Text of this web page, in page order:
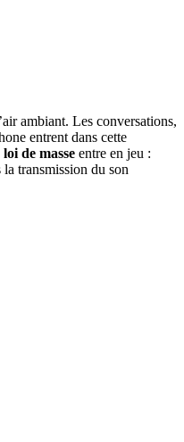
ambiant. Les conversations,
entrent dans cette
loi de masse entre en jeu :
transmission du son